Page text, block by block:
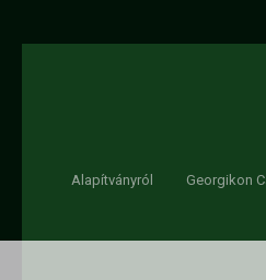
Alapítványról Georgikon